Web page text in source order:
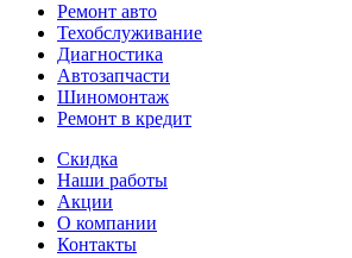
Ремонт авто
Техобслуживание
Диагностика
Автозапчасти
Шиномонтаж
Ремонт в кредит
Скидка
Наши работы
Акции
О компании
Контакты